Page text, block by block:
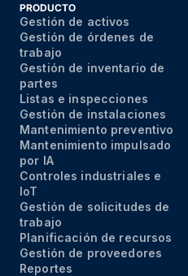
PRODUCTO
Gestión de activos
Gestión de órdenes de
trabajo
Gestión de inventario de
partes
Listas e inspecciones
Gestión de instalaciones
Mantenimiento preventivo
Mantenimiento impulsado
por IA
Controles industriales e
IoT
Gestión de solicitudes de
trabajo
Planificación de recursos
Gestión de proveedores
Reportes